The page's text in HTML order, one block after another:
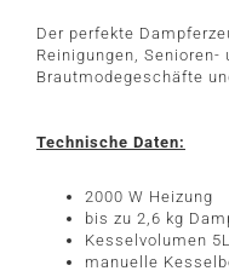
Der perfekte
Reinigungen,
Brautmodegeschäfte
Technische Daten:
2000 W Heizung
bis zu 2,6 kg
Kesselvolumen 5L
manuelle